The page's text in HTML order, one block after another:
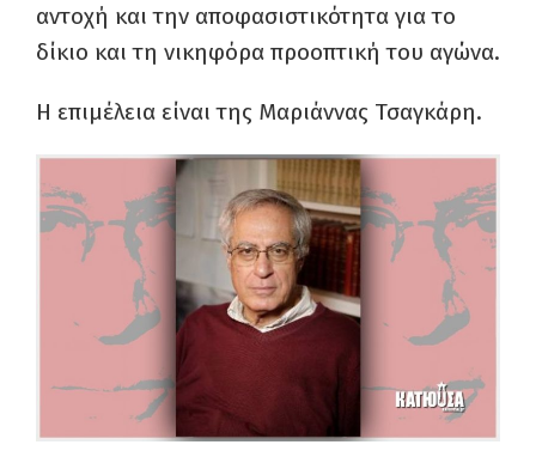
αντοχή και την αποφασιστικότητα για το
δίκιο και τη νικηφόρα προοπτική του αγώνα.
Η επιμέλεια είναι της Μαριάννας Τσαγκάρη.